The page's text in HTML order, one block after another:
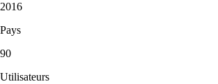
2016
Pays
90
Utilisateurs